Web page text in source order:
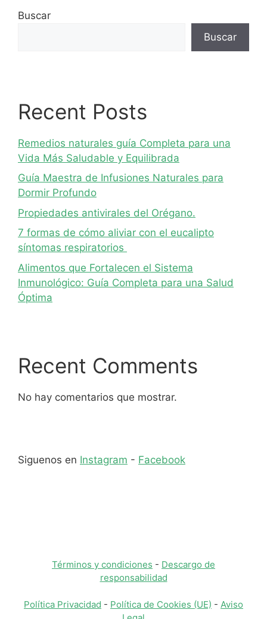
Buscar
Buscar
Recent Posts
Remedios naturales guía Completa para una
Vida Más Saludable y Equilibrada
Guía Maestra de Infusiones Naturales para
Dormir Profundo
Propiedades antivirales del Orégano.
7 formas de cómo aliviar con el eucalipto
síntomas respiratorios
Alimentos que Fortalecen el Sistema
Inmunológico: Guía Completa para una Salud
Óptima
Recent Comments
No hay comentarios que mostrar.
Siguenos en Instagram - Facebook
Términos y condiciones - Descargo de
responsabilidad
Política Privacidad - Política de Cookies (UE) - Aviso